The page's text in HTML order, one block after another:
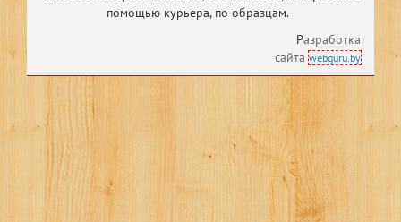
помощью курьера, по образцам.
Разработка
сайтаwebguru.by